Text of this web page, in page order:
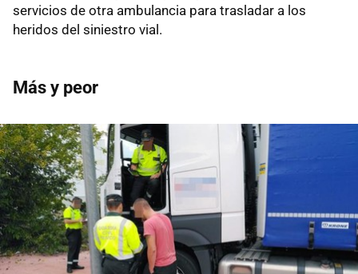
servicios de otra ambulancia para trasladar a los
heridos del siniestro vial.
Más y peor